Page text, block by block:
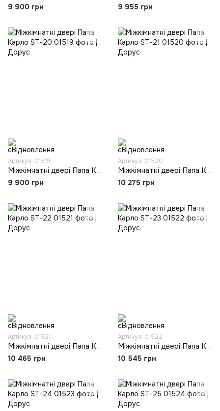
9 900 грн 9 955 грн
Артикул: 01519
Міжкімнатні двері Папа Карло ST-20
9 900 грн
Артикул: 01520
Міжкімнатні двері Папа Карло ST-21
10 275 грн
Артикул: 01521
Міжкімнатні двері Папа Карло ST-22
10 465 грн
Артикул: 01522
Міжкімнатні двері Папа Карло ST-23
10 545 грн